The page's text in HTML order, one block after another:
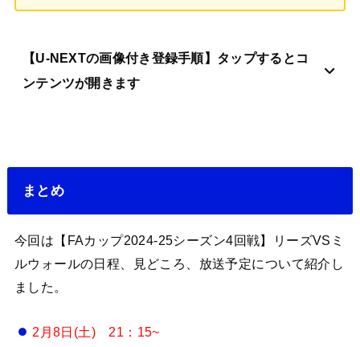
【U-NEXTの画像付き登録手順】タップするとコ
ンテンツが開きます
まとめ
今回は【FAカップ2024-25シーズン4回戦】リーズVSミ
ルウォールの日程、見どころ、放送予定について紹介し
ました。
2月8日(土) 21：15~